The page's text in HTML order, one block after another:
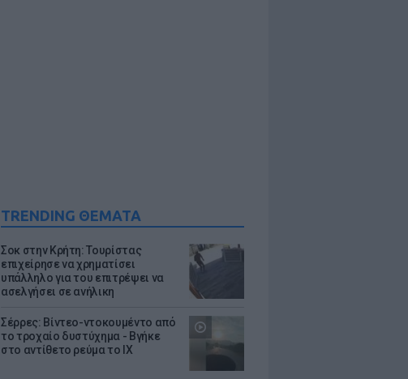
TRENDING ΘΕΜΑΤΑ
Σοκ στην Κρήτη: Τουρίστας
επιχείρησε να χρηματίσει
υπάλληλο για του επιτρέψει να
ασελγήσει σε ανήλικη
Σέρρες: Βίντεο-ντοκουμέντο από
το τροχαίο δυστύχημα - Βγήκε
στο αντίθετο ρεύμα το ΙΧ